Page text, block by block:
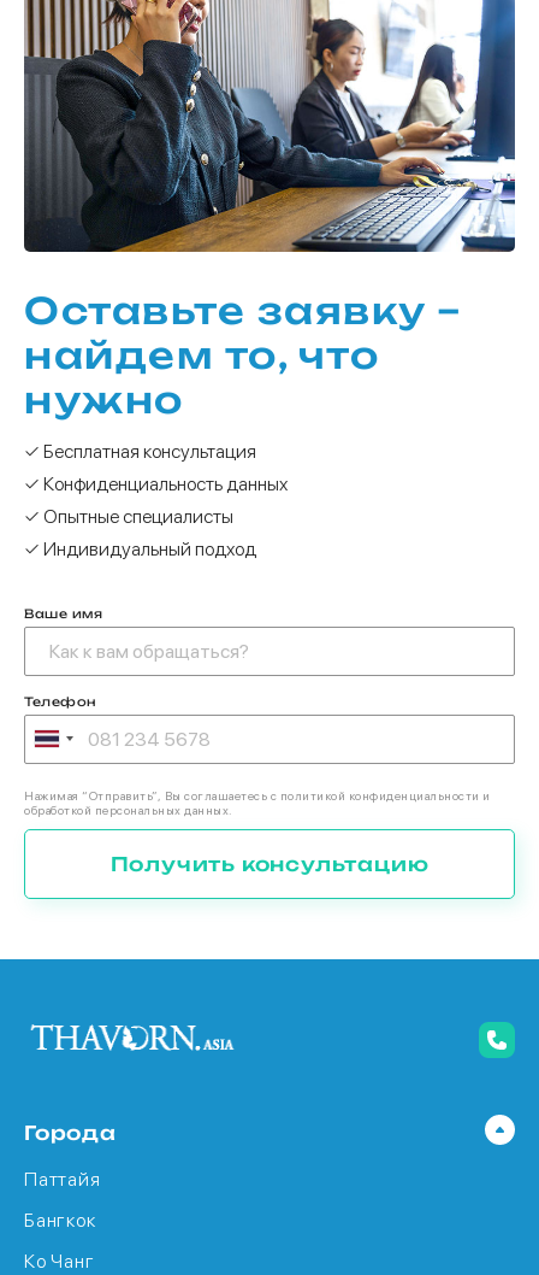
Оставьте заявку –
найдем то, что
нужно
✓ Бесплатная консультация
✓ Конфиденциальность данных
✓ Опытные специалисты
✓ Индивидуальный подход
Ваше имя
Телефон
Нажимая “Отправить”, Вы соглашаетесь с политикой конфиденциальности и
обработкой персональных данных.
Получить консультацию
Города
Паттайя
Бангкок
Ко Чанг